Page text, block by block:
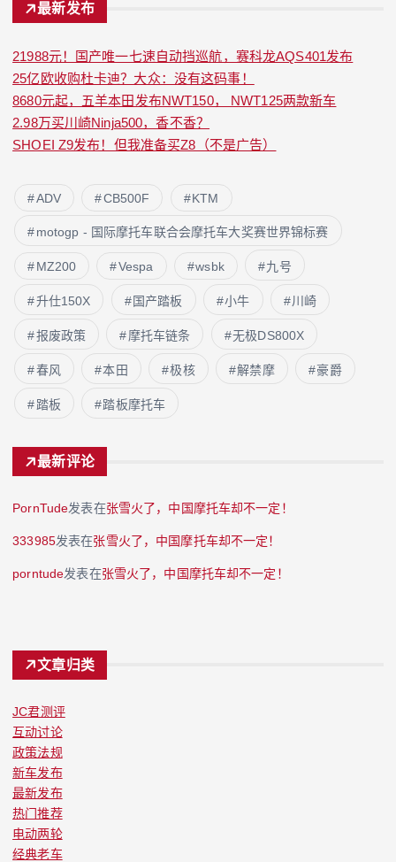
最新发布
21988元！国产唯一七速自动挡巡航，赛科龙AQS401发布
25亿欧收购杜卡迪？大众：没有这码事！
8680元起，五羊本田发布NWT150， NWT125两款新车
2.98万买川崎Ninja500，香不香？
SHOEI Z9发布！但我准备买Z8（不是广告）
ADV CB500F KTM
motogp - 国际摩托车联合会摩托车大奖赛世界锦标赛
MZ200 Vespa wsbk 九号
升仕150X 国产踏板 小牛 川崎
报废政策 摩托车链条 无极DS800X
春风 本田 极核 解禁摩 豪爵
踏板 踏板摩托车
最新评论
PornTude发表在张雪火了，中国摩托车却不一定！
333985发表在张雪火了，中国摩托车却不一定！
porntude发表在张雪火了，中国摩托车却不一定！
文章归类
JC君测评
互动讨论
政策法规
新车发布
最新发布
热门推荐
电动两轮
经典老车